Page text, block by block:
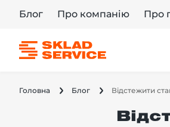
Блог Про компанію Про
Головна Блог Відстежити